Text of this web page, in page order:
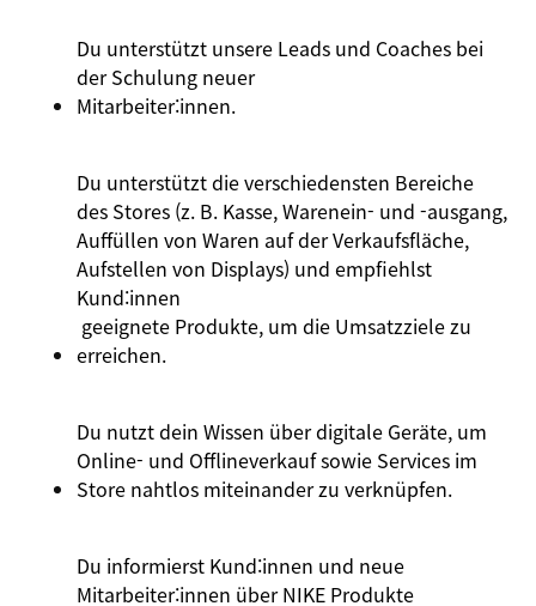
Du unterstützt unsere Leads und Coaches bei
der Schulung neuer
Mitarbeiter:innen.
Du unterstützt die verschiedensten Bereiche
des Stores (z. B. Kasse, Warenein- und -ausgang,
Auffüllen von Waren auf der Verkaufsfläche,
Aufstellen von Displays) und empfiehlst
Kund:innen
geeignete Produkte, um die Umsatzziele zu
erreichen.
Du nutzt dein Wissen über digitale Geräte, um
Online- und Offlineverkauf sowie Services im
Store nahtlos miteinander zu verknüpfen.
Du informierst Kund:innen und neue
Mitarbeiter:innen überNIKE Produkte